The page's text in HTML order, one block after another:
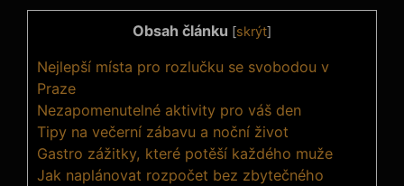
Obsah článku [skrýt]
Nejlepší místa pro rozlučku se svobodou ​v
Praze
Nezapomenutelné aktivity pro váš den
Tipy na večerní zábavu a noční život
Gastro zážitky, které potěší ​každého muže
Jak⁣ naplánovat rozpočet bez​ zbytečného